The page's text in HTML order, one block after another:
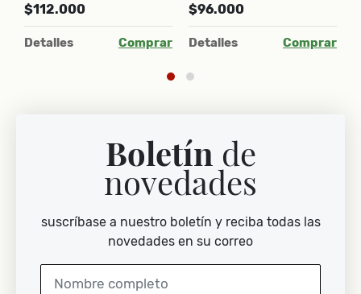
$112.000
Detalles Comprar
$96.000
Detalles Comprar
Boletín de
novedades
suscríbase a nuestro boletín y reciba todas las
novedades en su correo